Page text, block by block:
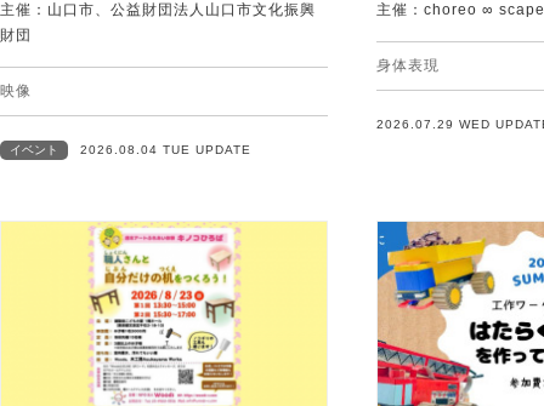
主催：山口市、公益財団法人山口市文化振興
財団
映像
イベント 2026.08.04 TUE UPDATE
主催：choreo ∞ scape
身体表現
2026.07.29 WED